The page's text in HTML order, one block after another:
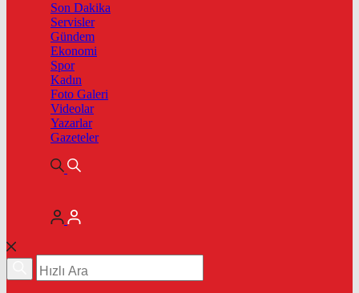
Son Dakika
Servisler
Gündem
Ekonomi
Spor
Kadın
Foto Galeri
Videolar
Yazarlar
Gazeteler